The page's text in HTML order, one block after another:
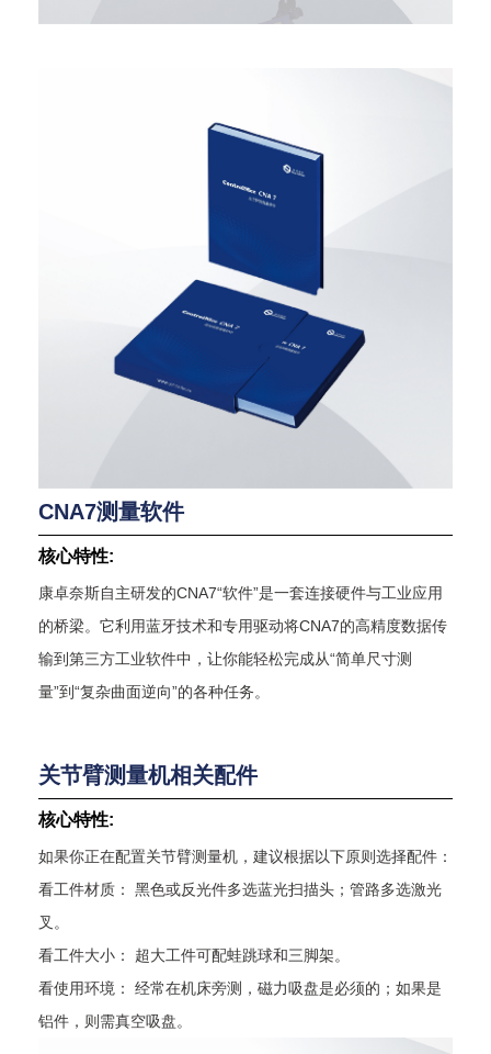
CNA7测量软件
核心特性:
康卓奈斯自主研发的CNA7“软件”是一套连接硬件与工业应用
的桥梁。它利用蓝牙技术和专用驱动将CNA7的高精度数据传
输到第三方工业软件中，让你能轻松完成从“简单尺寸测
量”到“复杂曲面逆向”的各种任务。
关节臂测量机相关配件
核心特性:
如果你正在配置关节臂测量机，建议根据以下原则选择配件：
看工件材质： 黑色或反光件多选蓝光扫描头；管路多选激光
叉。
看工件大小： 超大工件可配蛙跳球和三脚架。
看使用环境： 经常在机床旁测，磁力吸盘是必须的；如果是
铝件，则需真空吸盘。